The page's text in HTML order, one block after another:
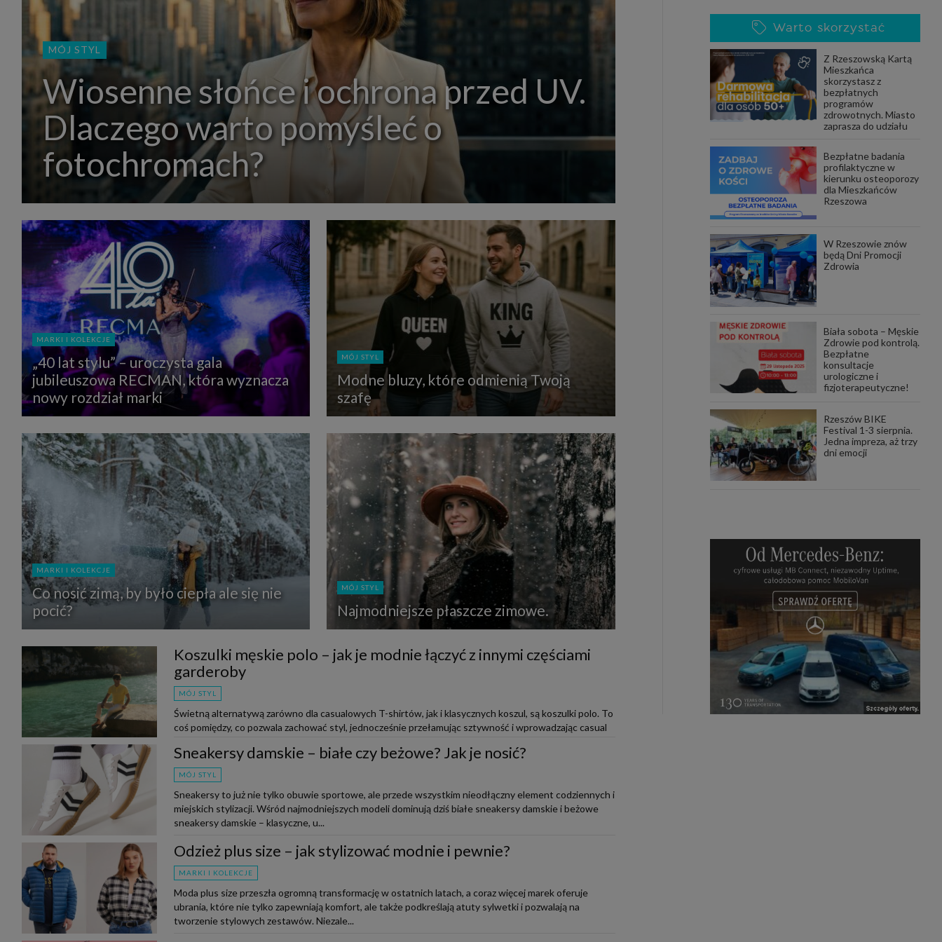
MÓJ STYL
Wiosenne słońce i ochrona przed UV.
Dlaczego warto pomyśleć o
fotochromach?
MARKI I KOLEKCJE
„40 lat stylu” – uroczysta gala
jubileuszowa RECMAN, która wyznacza
nowy rozdział marki
MÓJ STYL
Modne bluzy, które odmienią Twoją
szafę
MARKI I KOLEKCJE
Co nosić zimą, by było ciepła ale się nie
pocić?
MÓJ STYL
Najmodniejsze płaszcze zimowe.
Koszulki męskie polo – jak je modnie łączyć z innymi częściami
garderoby
MÓJ STYL
Świetną alternatywą zarówno dla casualowych T-shirtów, jak i klasycznych koszul, są koszulki polo. To
coś pomiędzy, co pozwala zachować styl, jednocześnie przełamując sztywność i wprowadzając casual
Sneakersy damskie – białe czy beżowe? Jak je nosić?
MÓJ STYL
Sneakersy to już nie tylko obuwie sportowe, ale przede wszystkim nieodłączny element codziennych i
miejskich stylizacji. Wśród najmodniejszych modeli dominują dziś białe sneakersy damskie i beżowe
sneakersy damskie – klasyczne, u...
Odzież plus size – jak stylizować modnie i pewnie?
MARKI I KOLEKCJE
Moda plus size przeszła ogromną transformację w ostatnich latach, a coraz więcej marek oferuje
ubrania, które nie tylko zapewniają komfort, ale także podkreślają atuty sylwetki i pozwalają na
tworzenie stylowych zestawów. Niezale...
Warto skorzystać
Z Rzeszowską Kartą
Mieszkańca
skorzystasz z
bezpłatnych
programów
zdrowotnych. Miasto
zaprasza do udziału
Bezpłatne badania
profilaktyczne w
kierunku osteoporozy
dla Mieszkańców
Rzeszowa
W Rzeszowie znów
będą Dni Promocji
Zdrowia
Biała sobota – Męskie
Zdrowie pod kontrolą.
Bezpłatne
konsultacje
urologiczne i
fizjoterapeutyczne!
Rzeszów BIKE
Festival 1-3 sierpnia.
Jedna impreza, aż trzy
dni emocji